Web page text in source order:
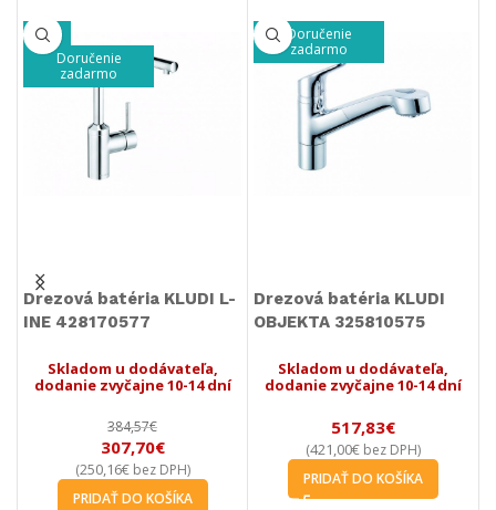
-20%
Doručenie
zadarmo
Drezová batéria KLUDI L-
INE 428170577
Skladom u dodávateľa,
dodanie zvyčajne 10-14 dní
384,57€
307,70€
(250,16€bez DPH)
PRIDAŤ DO KOŠÍKA
Doručenie
zadarmo
Drezová batéria KLUDI
OBJEKTA 325810575
Skladom u dodávateľa,
dodanie zvyčajne 10-14 dní
517,83€
(421,00€bez DPH)
PRIDAŤ DO KOŠÍKA